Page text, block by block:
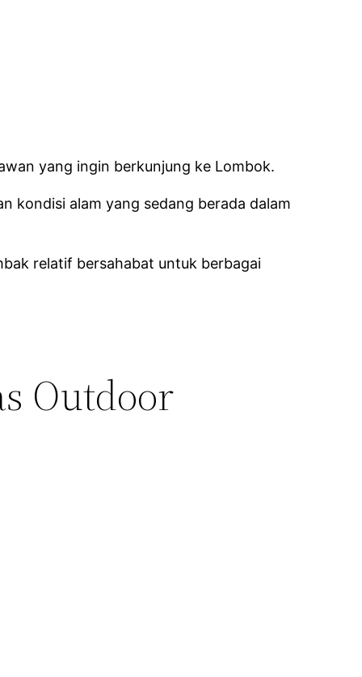
yang ingin berkunjung ke Lombok.
kondisi alam yang sedang berada dalam
relatif bersahabat untuk berbagai
Outdoor